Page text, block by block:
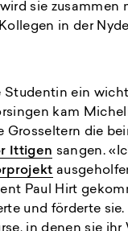
sie zusammen
in der
Studentin ein
kam
Grosseltern die
Ittigen sangen.
Paul Hirt
und förderte